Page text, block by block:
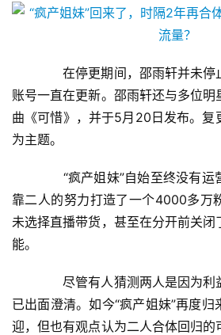
在停更期间，邵雨轩并未停
账号一直在更新。邵雨轩还与多位
曲《可惜》，并于5月20日发布。复
为主题。
“疯产姐妹”自始至终没有运
靠二人的努力打造了一个4000多万
未选择直播带货，甚至在分开前关闭
能。
尽管有人猜测两人是因为利
已出面澄清。如今“疯产姐妹”再度
迎，但也有观点认为二人合体回归的